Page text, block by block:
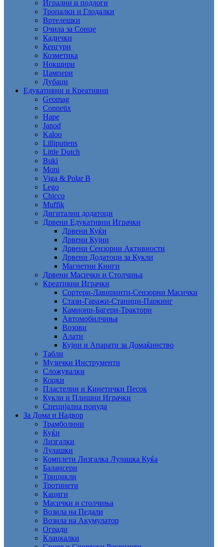
Игрални и подлоги
Тропалки и Глодалки
Вртелешки
Очила за Сонце
Кадички
Кенгури
Козметика
Нокшири
Џампери
Дубаци
Едукативни и Креативни
Geomag
Connetix
Hape
Janod
Kaloo
Lilliputiens
Little Dutch
Buki
Moni
Viga & Polar B
Lego
Chicco
Muffik
Дигитални додатоци
Дрвени Едукативни Играчки
Дрвени Куќи
Дрвени Кујни
Дрвени Сензорни Активности
Дрвени Додатоци за Кукли
Магнетни Книги
Дрвени Масички и Столчиња
Креативни Играчки
Сортери-Лавиринти-Сензорни Масички
Стази-Гаражи-Станици-Паркинг
Камиони-Багери-Трактори
Автомобилчиња
Возови
Алати
Кујни и Апарати за Домаќинство
Табли
Музички Инструменти
Сложувалки
Коцки
Пластелин и Кинетички Песок
Кукли и Плишни Играчки
Специјална понуда
За Дома и Надвор
Трамболини
Куќи
Лизгалки
Лулашки
Комплети Лизгалка Лулашка Куќа
Балансери
Трицикли
Тротинети
Кациги
Mасички и столчиња
Возила на Педали
Возила на Акумулатор
Огради
Клацкалки